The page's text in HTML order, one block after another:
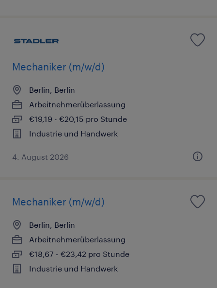
Mechaniker (m/w/d)
Berlin, Berlin
Arbeitnehmerüberlassung
€19,19 - €20,15 pro Stunde
Industrie und Handwerk
4. August 2026
Mechaniker (m/w/d)
Berlin, Berlin
Arbeitnehmerüberlassung
€18,67 - €23,42 pro Stunde
Industrie und Handwerk